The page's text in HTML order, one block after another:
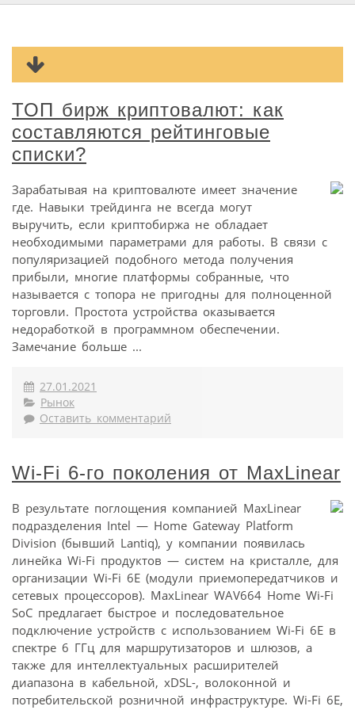
ТОП бирж криптовалют: как
составляются рейтинговые
списки?
Зарабатывая на криптовалюте имеет значение
где. Навыки трейдинга не всегда могут
выручить, если криптобиржа не обладает
необходимыми параметрами для работы. В связи с
популяризацией подобного метода получения
прибыли, многие платформы собранные, что
называется с топора не пригодны для полноценной
торговли. Простота устройства оказывается
недоработкой в программном обеспечении.
Замечание больше ...
27.01.2021
Рынок
Оставить комментарий
Wi-Fi 6-го поколения от MaxLinear
В результате поглощения компанией MaxLinear
подразделения Intel — Home Gateway Platform
Division (бывший Lantiq), у компании появилась
линейка Wi-Fi продуктов — систем на кристалле, для
организации Wi-Fi 6Е (модули приемопередатчиков и
сетевых процессоров). MaxLinear WAV664 Home Wi-Fi
SoC предлагает быстрое и последовательное
подключение устройств с использованием Wi-Fi 6E в
спектре 6 ГГц для маршрутизаторов и шлюзов, а
также для интеллектуальных расширителей
диапазона в кабельной, xDSL-, волоконной и
потребительской розничной инфраструктуре. Wi-Fi 6E,